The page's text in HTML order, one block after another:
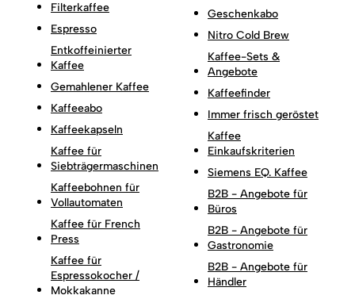
Filterkaffee
Espresso
Entkoffeinierter
Kaffee
Gemahlener Kaffee
Kaffeeabo
Kaffeekapseln
Kaffee für
Siebträgermaschinen
Kaffeebohnen für
Vollautomaten
Kaffee für French
Press
Kaffee für
Espressokocher /
Mokkakanne
Geschenkabo
Nitro Cold Brew
Kaffee-Sets &
Angebote
Kaffeefinder
Immer frisch geröstet
Kaffee
Einkaufskriterien
Siemens EQ. Kaffee
B2B - Angebote für
Büros
B2B - Angebote für
Gastronomie
B2B - Angebote für
Händler